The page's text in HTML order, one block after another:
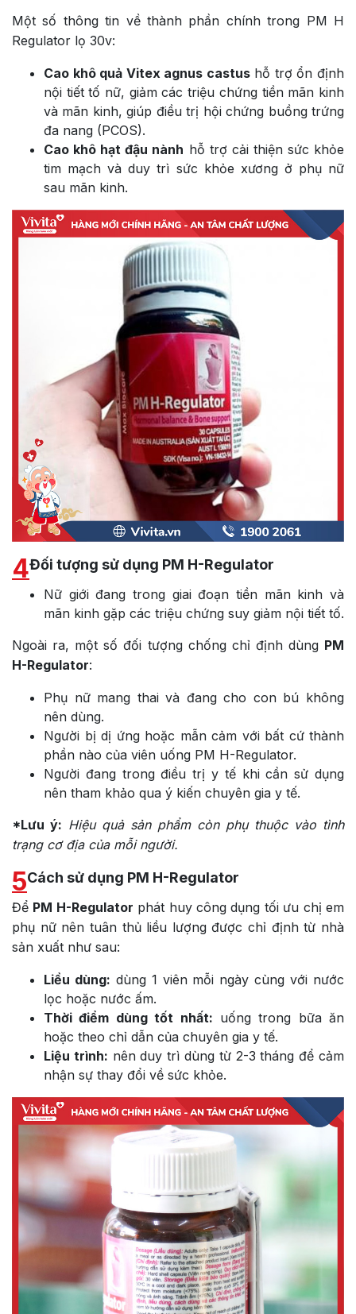
Một số thông tin về thành phần chính trong PM H
Regulator lọ 30v:
Cao khô quả Vitex agnus castushỗ trợ ổn định
nội tiết tố nữ, giảm các triệu chứng tiền mãn kinh
và mãn kinh, giúp điều trị hội chứng buồng trứng
đa nang (PCOS).
Cao khô hạt đậu nành hỗ trợ cải thiện sức khỏe
tim mạch và duy trì sức khỏe xương ở phụ nữ
sau mãn kinh.
4Đối tượng sử dụng PM H-Regulator
Nữ giới đang trong giai đoạn tiền mãn kinh và
mãn kinh gặp các triệu chứng suy giảm nội tiết tố.
Ngoài ra, một số đối tượng chống chỉ định dùng PM
H-Regulator:
Phụ nữ mang thai và đang cho con bú không
nên dùng.
Người bị dị ứng hoặc mẫn cảm với bất cứ thành
phần nào của viên uống PM H-Regulator.
Người đang trong điều trị y tế khi cần sử dụng
nên tham khảo qua ý kiến chuyên gia y tế.
*Lưu ý: Hiệu quả sản phẩm còn phụ thuộc vào tình
trạng cơ địa của mỗi người.
5Cách sử dụng PM H-Regulator
Để PM H-Regulator phát huy công dụng tối ưu chị em
phụ nữ nên tuân thủ liều lượng được chỉ định từ nhà
sản xuất như sau:
Liều dùng: dùng 1 viên mỗi ngày cùng với nước
lọc hoặc nước ấm.
Thời điểm dùng tốt nhất: uống trong bữa ăn
hoặc theo chỉ dẫn của chuyên gia y tế.
Liệu trình: nên duy trì dùng từ 2-3 tháng để cảm
nhận sự thay đổi về sức khỏe.